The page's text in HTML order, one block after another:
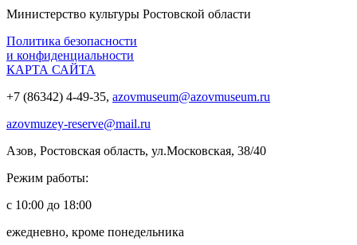
Министерство культуры Ростовской области
Политика безопасности
и конфиденциальности
КАРТА САЙТА
+7 (86342) 4-49-35, azovmuseum@azovmuseum.ru
azovmuzey-reserve@mail.ru
Азов, Ростовская область, ул.Московская, 38/40
Режим работы:
с 10:00 до 18:00
ежедневно, кроме понедельника